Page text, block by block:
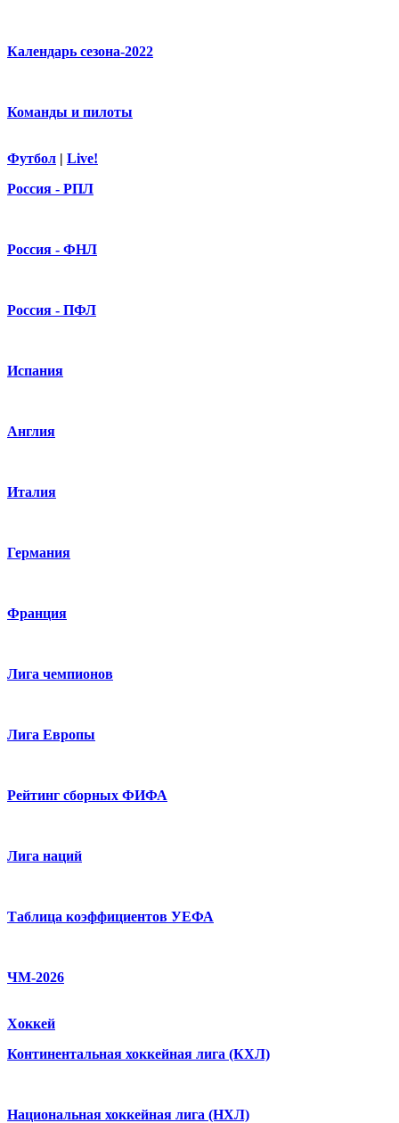
Календарь сезона-2022
Команды и пилоты
Футбол | Live!
Россия - РПЛ
Россия - ФНЛ
Россия - ПФЛ
Испания
Англия
Италия
Германия
Франция
Лига чемпионов
Лига Европы
Рейтинг сборных ФИФА
Лига наций
Таблица коэффициентов УЕФА
ЧМ-2026
Хоккей
Континентальная хоккейная лига (КХЛ)
Национальная хоккейная лига (НХЛ)